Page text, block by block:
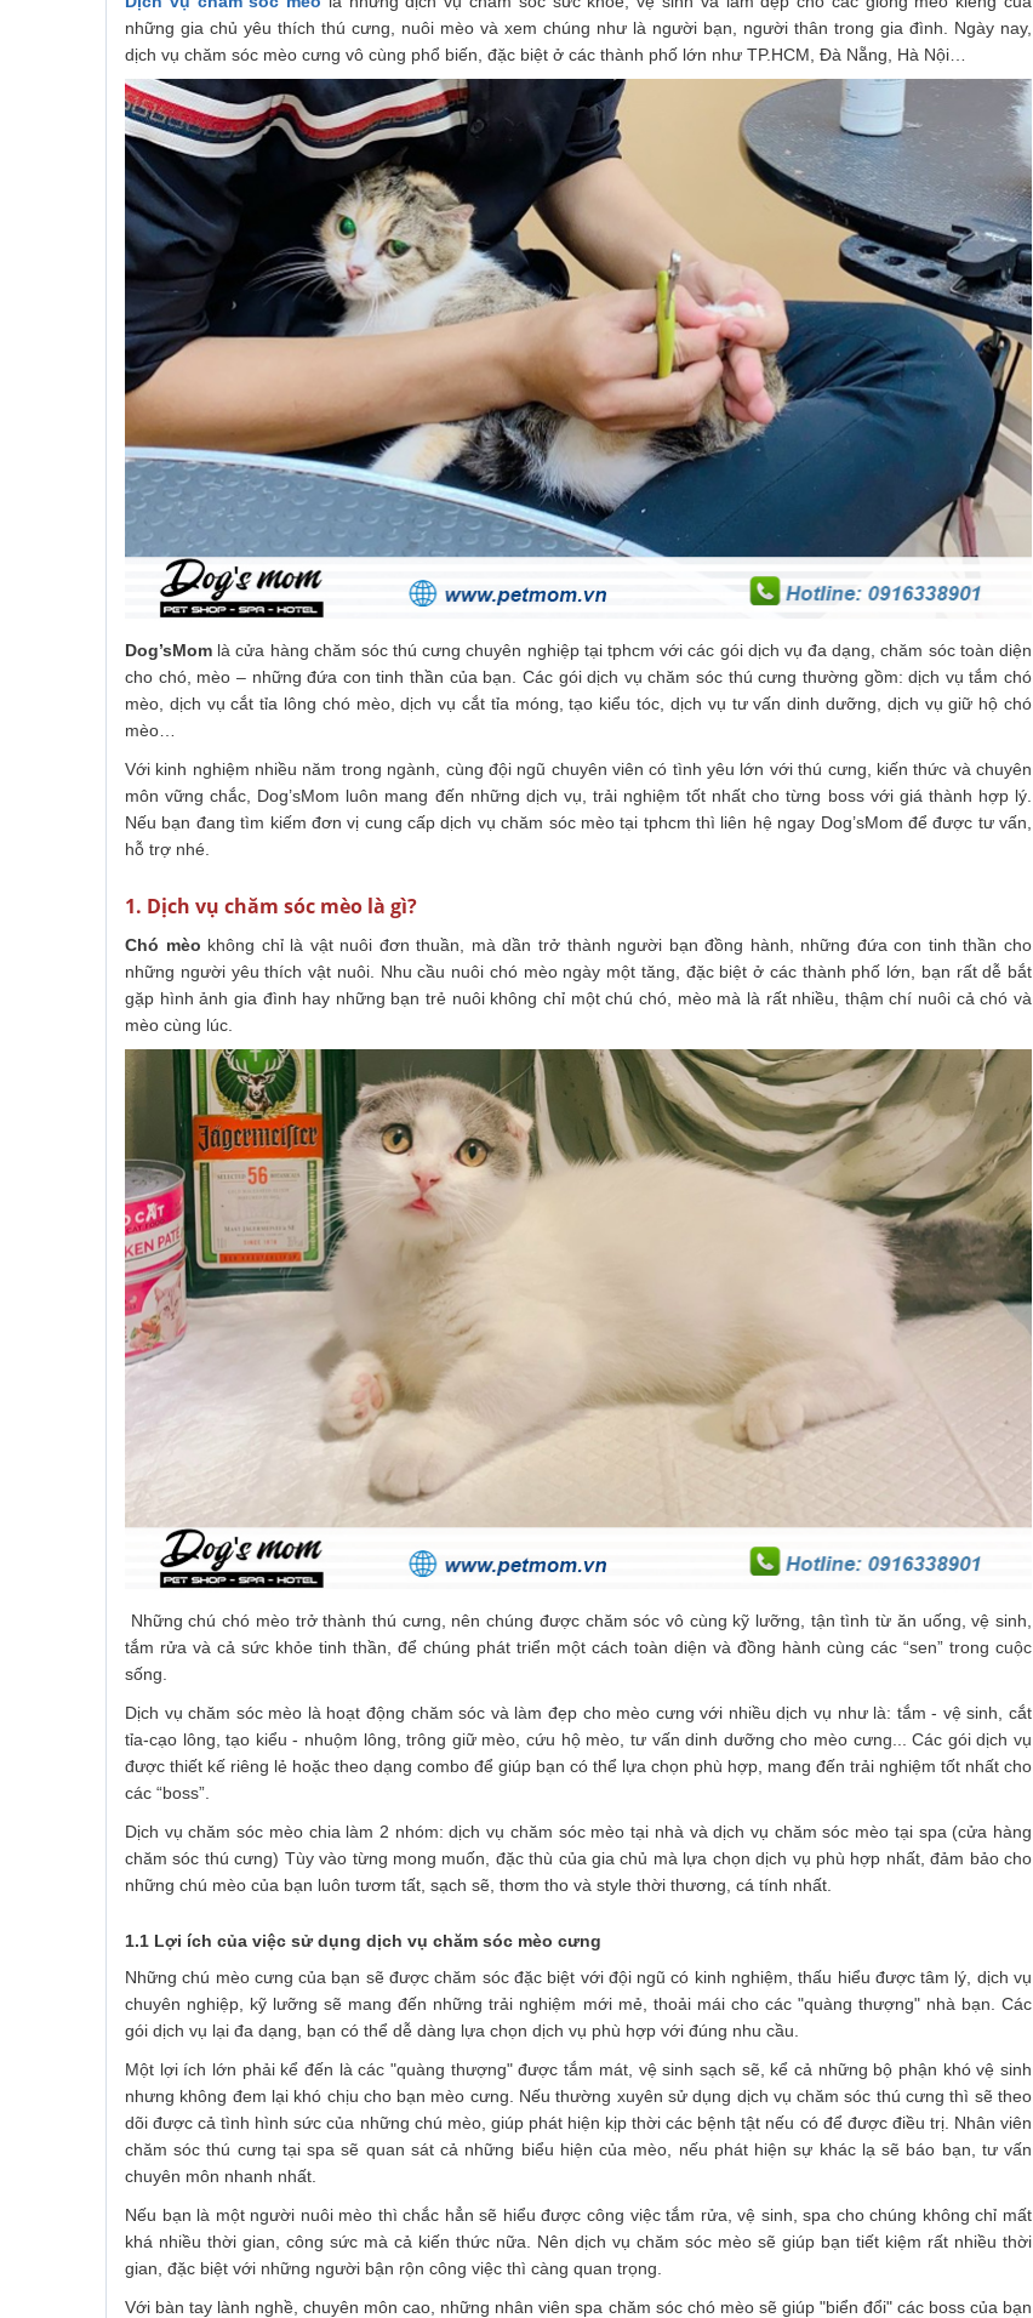
những gia chủ yêu thích thú cưng, nuôi mèo và xem chúng như là người bạn, người thân trong gia đình. Ngày nay,
dịch vụ chăm sóc mèo cưng vô cùng phổ biến, đặc biệt ở các thành phố lớn như TP.HCM, Đà Nẵng, Hà Nội…
Dog’sMom là cửa hàng chăm sóc thú cưng chuyên nghiệp tại tphcm với các gói dịch vụ đa dạng, chăm sóc toàn diện
cho chó, mèo – những đứa con tinh thần của bạn. Các gói dịch vụ chăm sóc thú cưng thường gồm: dịch vụ tắm chó
mèo, dịch vụ cắt tỉa lông chó mèo, dịch vụ cắt tỉa móng, tạo kiểu tóc, dịch vụ tư vấn dinh dưỡng, dịch vụ giữ hộ chó
mèo…
Với kinh nghiệm nhiều năm trong ngành, cùng đội ngũ chuyên viên có tình yêu lớn với thú cưng, kiến thức và chuyên
môn vững chắc, Dog’sMom luôn mang đến những dịch vụ, trải nghiệm tốt nhất cho từng boss với giá thành hợp lý.
Nếu bạn đang tìm kiếm đơn vị cung cấp dịch vụ chăm sóc mèo tại tphcm thì liên hệ ngay Dog’sMom để được tư vấn,
hỗ trợ nhé.
1. Dịch vụ chăm sóc mèo là gì?
Chó mèo không chỉ là vật nuôi đơn thuần, mà dần trở thành người bạn đồng hành, những đứa con tinh thần cho
những người yêu thích vật nuôi. Nhu cầu nuôi chó mèo ngày một tăng, đặc biệt ở các thành phố lớn, bạn rất dễ bắt
gặp hình ảnh gia đình hay những bạn trẻ nuôi không chỉ một chú chó, mèo mà là rất nhiều, thậm chí nuôi cả chó và
mèo cùng lúc.
Những chú chó mèo trở thành thú cưng, nên chúng được chăm sóc vô cùng kỹ lưỡng, tận tình từ ăn uống, vệ sinh,
tắm rửa và cả sức khỏe tinh thần, để chúng phát triển một cách toàn diện và đồng hành cùng các “sen” trong cuộc
sống.
Dịch vụ chăm sóc mèo là hoạt động chăm sóc và làm đẹp cho mèo cưng với nhiều dịch vụ như là: tắm - vệ sinh, cắt
tỉa-cạo lông, tạo kiểu - nhuộm lông, trông giữ mèo, cứu hộ mèo, tư vấn dinh dưỡng cho mèo cưng... Các gói dịch vụ
được thiết kế riêng lẻ hoặc theo dạng combo để giúp bạn có thể lựa chọn phù hợp, mang đến trải nghiệm tốt nhất cho
các “boss”.
Dịch vụ chăm sóc mèo chia làm 2 nhóm: dịch vụ chăm sóc mèo tại nhà và dịch vụ chăm sóc mèo tại spa (cửa hàng
chăm sóc thú cưng) Tùy vào từng mong muốn, đặc thù của gia chủ mà lựa chọn dịch vụ phù hợp nhất, đảm bảo cho
những chú mèo của bạn luôn tươm tất, sạch sẽ, thơm tho và style thời thương, cá tính nhất.
1.1 Lợi ích của việc sử dụng dịch vụ chăm sóc mèo cưng
Những chú mèo cưng của bạn sẽ được chăm sóc đặc biệt với đội ngũ có kinh nghiệm, thấu hiểu được tâm lý, dịch vụ
chuyên nghiệp, kỹ lưỡng sẽ mang đến những trải nghiệm mới mẻ, thoải mái cho các "quàng thượng" nhà bạn. Các
gói dịch vụ lại đa dạng, bạn có thể dễ dàng lựa chọn dịch vụ phù hợp với đúng nhu cầu.
Một lợi ích lớn phải kể đến là các "quàng thượng" được tắm mát, vệ sinh sạch sẽ, kể cả những bộ phận khó vệ sinh
nhưng không đem lại khó chịu cho bạn mèo cưng. Nếu thường xuyên sử dụng dịch vụ chăm sóc thú cưng thì sẽ theo
dõi được cả tình hình sức của những chú mèo, giúp phát hiện kịp thời các bệnh tật nếu có để được điều trị. Nhân viên
chăm sóc thú cưng tại spa sẽ quan sát cả những biểu hiện của mèo, nếu phát hiện sự khác lạ sẽ báo bạn, tư vấn
chuyên môn nhanh nhất.
Nếu bạn là một người nuôi mèo thì chắc hẳn sẽ hiểu được công việc tắm rửa, vệ sinh, spa cho chúng không chỉ mất
khá nhiều thời gian, công sức mà cả kiến thức nữa. Nên dịch vụ chăm sóc mèo sẽ giúp bạn tiết kiệm rất nhiều thời
gian, đặc biệt với những người bận rộn công việc thì càng quan trọng.
Với bàn tay lành nghề, chuyên môn cao, những nhân viên spa chăm sóc chó mèo sẽ giúp "biển đổi" các boss của bạn